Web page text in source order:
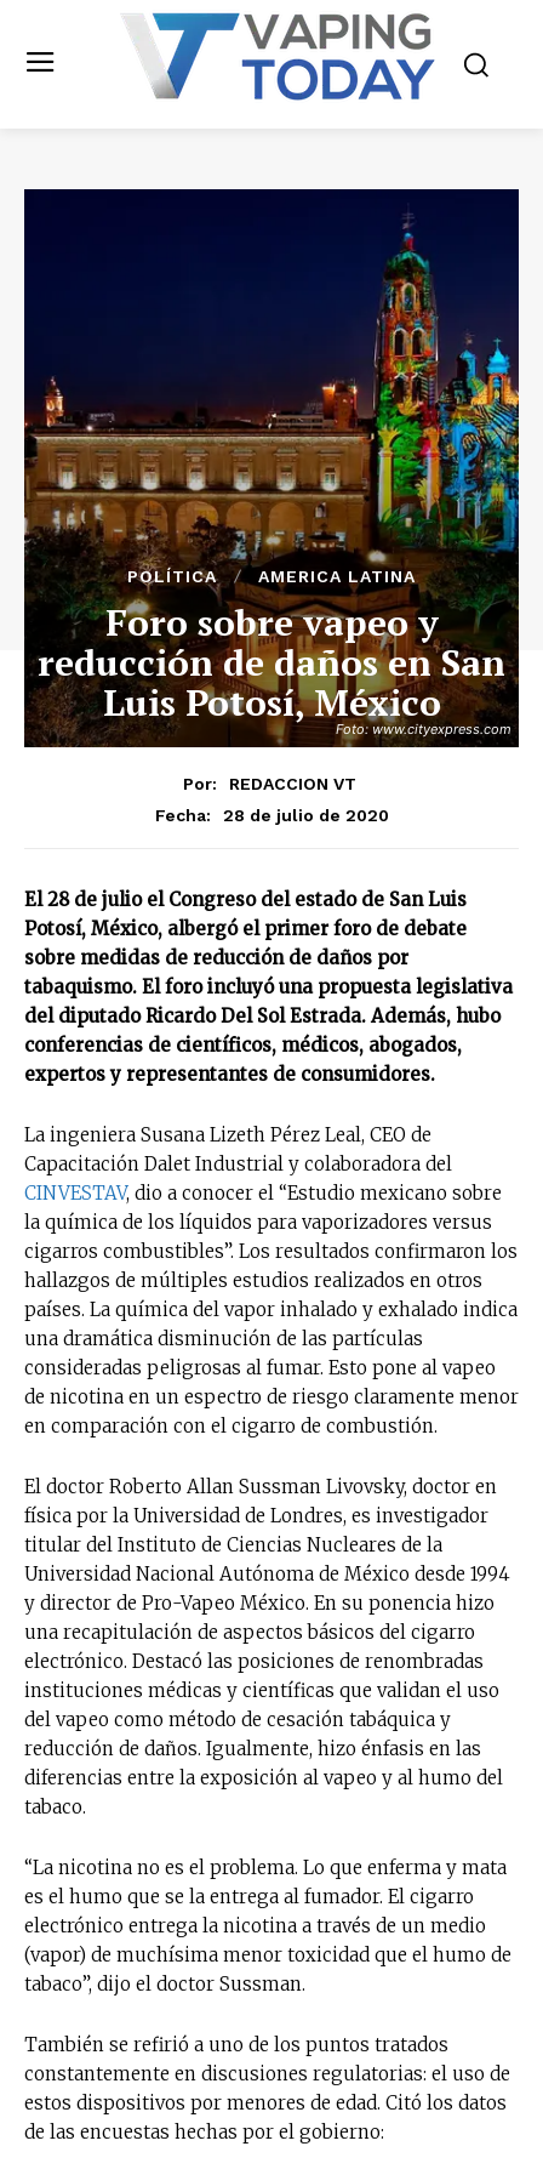
Foto: www.cityexpress.com
POLÍTICA AMERICA LATINA
Foro sobre vapeo y
reducción de daños en San
Luis Potosí, México
Por:
REDACCION VT
Fecha:
28 de julio de 2020
El 28 de julio el Congreso del estado de San Luis
Potosí, México, albergó el primer foro de debate
sobre medidas de reducción de daños por
tabaquismo. El foro incluyó una propuesta legislativa
del diputado Ricardo Del Sol Estrada. Además, hubo
conferencias de científicos, médicos, abogados,
expertos y representantes de consumidores.
La ingeniera Susana Lizeth Pérez Leal, CEO de
Capacitación Dalet Industrial y colaboradora del
CINVESTAV, dio a conocer el “Estudio mexicano sobre
la química de los líquidos para vaporizadores versus
cigarros combustibles”. Los resultados confirmaron los
hallazgos de múltiples estudios realizados en otros
países. La química del vapor inhalado y exhalado indica
una dramática disminución de las partículas
consideradas peligrosas al fumar. Esto pone al vapeo
de nicotina en un espectro de riesgo claramente menor
en comparación con el cigarro de combustión.
El doctor Roberto Allan Sussman Livovsky, doctor en
física por la Universidad de Londres, es investigador
titular del Instituto de Ciencias Nucleares de la
Universidad Nacional Autónoma de México desde 1994
y director de Pro-Vapeo México. En su ponencia hizo
una recapitulación de aspectos básicos del cigarro
electrónico. Destacó las posiciones de renombradas
instituciones médicas y científicas que validan el uso
del vapeo como método de cesación tabáquica y
reducción de daños. Igualmente, hizo énfasis en las
diferencias entre la exposición al vapeo y al humo del
tabaco.
“La nicotina no es el problema. Lo que enferma y mata
es el humo que se la entrega al fumador. El cigarro
electrónico entrega la nicotina a través de un medio
(vapor) de muchísima menor toxicidad que el humo de
tabaco”, dijo el doctor Sussman.
También se refirió a uno de los puntos tratados
constantemente en discusiones regulatorias: el uso de
estos dispositivos por menores de edad. Citó los datos
de las encuestas hechas por el gobierno: